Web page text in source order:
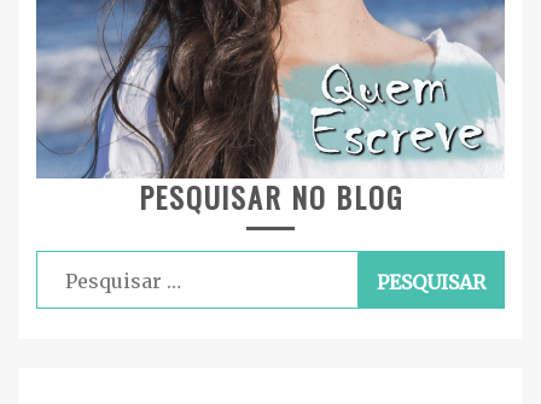
PESQUISAR NO BLOG
Pesquisar
por: